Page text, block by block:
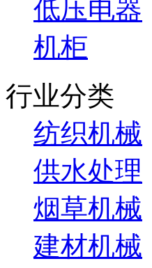
低压电器
机柜
行业分类
纺织机械
供水处理
烟草机械
建材机械